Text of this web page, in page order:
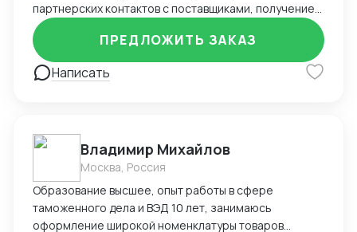
партнерских контактов с поставщиками, получение
льготных условий сотрудничества. Полное ведение
заказа: поиск, контроль оплаты, исполнение условий
и сроков поставки, ведение учёта текущих сделок.
Подготовка и проведение закупочной компании:
Подготовка проектов договорной документации:
договоров, дополнительных соглашений,
спецификаций, согласования их с контрагентами.
Работа с перевозчиками и экспедиторами; контроль
сроков прихода на таможенные склады (СВХ) и РЦ.
Понимание логистической цепочки и этапов
Написать
ПРЕДЛОЖИТЬ ЗАКАЗ
Владимир Михайлов
Москва, Россия
Образование высшее, опыт работы в сфере
таможенного дела и ВЭД 10 лет, занимаюсь
оформление широкой номенклатуры товаров